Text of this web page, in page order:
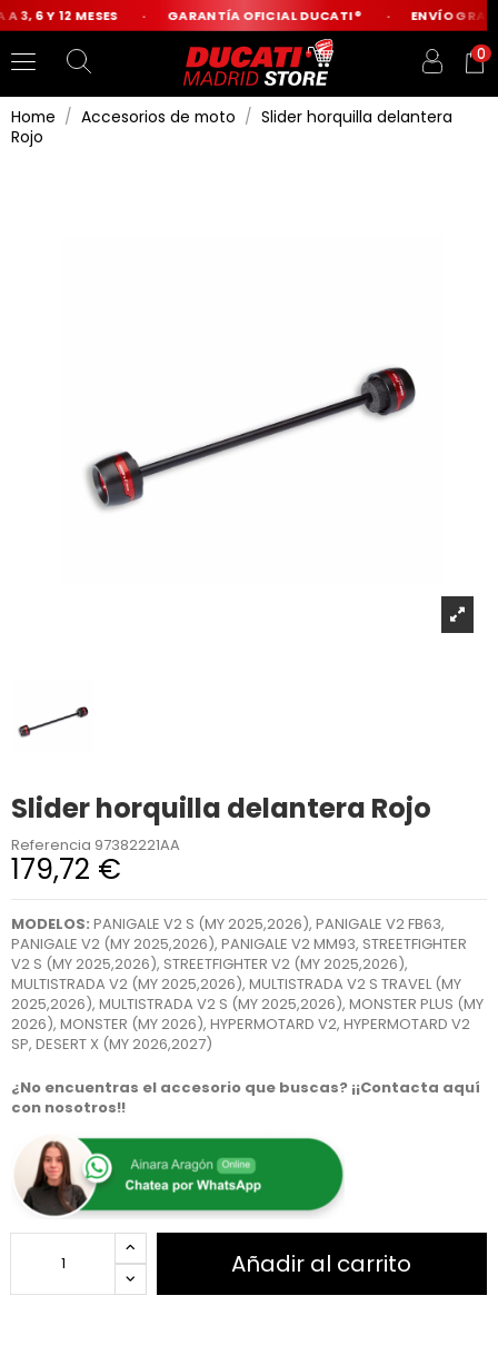
3, 6 Y 12 MESES GARANTÍA OFICIAL DUCATI® ENVÍO
0
Home Accesorios de moto
Slider horquilla delantera
Rojo
Slider horquilla delantera Rojo
Referencia 97382221AA
179,72 €
MODELOS: PANIGALE V2 S (MY 2025,2026), PANIGALE V2 FB63,
PANIGALE V2 (MY 2025,2026), PANIGALE V2 MM93, STREETFIGHTER
V2 S (MY 2025,2026), STREETFIGHTER V2 (MY 2025,2026),
MULTISTRADA V2 (MY 2025,2026), MULTISTRADA V2 S TRAVEL (MY
2025,2026), MULTISTRADA V2 S (MY 2025,2026), MONSTER PLUS (MY
2026), MONSTER (MY 2026), HYPERMOTARD V2, HYPERMOTARD V2
SP, DESERT X (MY 2026,2027)
¿No encuentras el accesorio que buscas? ¡¡Contacta aquí
con nosotros!!
Añadir al carrito